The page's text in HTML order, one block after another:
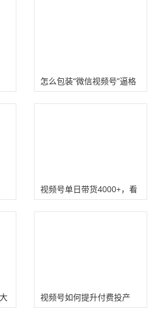
怎么包装“微信视频号”逼格
高?
视频号单日带货4000+，看
看具体怎么操作赚钱？
视频号如何提升付费投产